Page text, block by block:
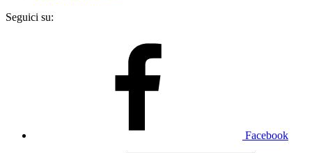
Seguici su:
Facebook